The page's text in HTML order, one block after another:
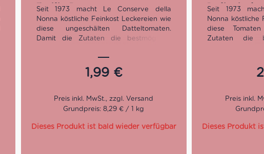
Emilia-Romagna •
Italienische Feinkost
Seit 1973 macht Le Conserve della
Nonna köstliche Feinkost Leckereien wie
diese ungeschälten Datteltomaten.
Damit die Zutaten die bestmögliche
angebaut. Die Acker der Emilia-
Romagna sind nun mal der Grund dafür,
dass man sich hier wie im
Nettogewicht: 400 g
1,99 €
Grundpreis: 8,29 € / 1 kg
Dieses Produkt ist bald wieder verfügbar
Italienische
Seit 1973
Nonna köstliche
diese
Zutaten die
Acker der
der Grund
im
Dieses Produkt